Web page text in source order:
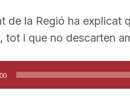
a
de la Regió ha explicat
tot i que no descarten